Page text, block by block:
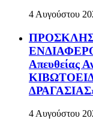
4 Αυγούστου
Απευθείας
4 Αυγούστου